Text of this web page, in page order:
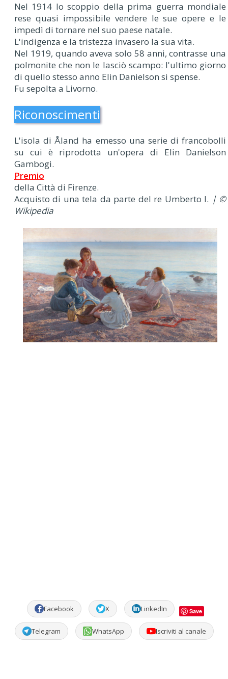
Nel 1914 lo scoppio della prima guerra mondiale
rese quasi impossibile vendere le sue opere e le
impedì di tornare nel suo paese natale.
L'indigenza e la tristezza invasero la sua vita.
Nel 1919, quando aveva solo 58 anni, contrasse una
polmonite che non le lasciò scampo: l'ultimo giorno
di quello stesso anno Elin Danielson si spense.
Fu sepolta a Livorno.
Riconoscimenti
L'isola di Åland ha emesso una serie di francobolli
su cui è riprodotta un'opera di Elin Danielson
Gambogi.
Premio
della Città di Firenze.
Acquisto di una tela da parte del re Umberto I. | ©
Wikipedia
Facebook X LinkedIn Save
Telegram WhatsApp Iscriviti al canale